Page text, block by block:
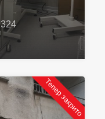
Тепер закрито